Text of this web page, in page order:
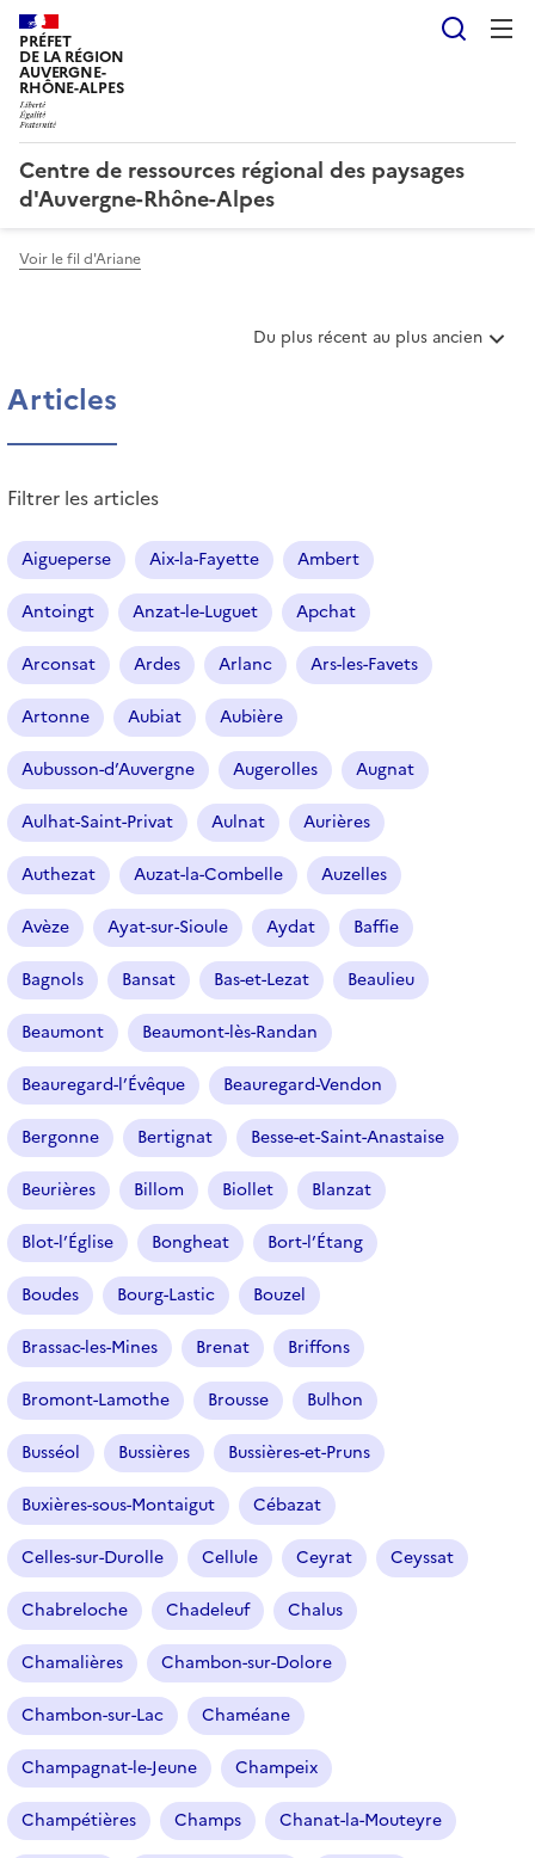
PRÉFET
DE LA RÉGION
AUVERGNE-
RHÔNE-ALPES
Centre de ressources régional des paysages
d'Auvergne-Rhône-Alpes
Voir le fil d'Ariane
T
t
i
c
l
e
s
Du plus récent au plus ancien
Articles
Filtrer les articles
Aigueperse Aix-la-Fayette Ambert
Antoingt Anzat-le-Luguet Apchat
Arconsat Ardes Arlanc Ars-les-Favets
Artonne Aubiat Aubière
Aubusson-d’Auvergne Augerolles Augnat
Aulhat-Saint-Privat Aulnat Aurières
Authezat Auzat-la-Combelle Auzelles
Avèze Ayat-sur-Sioule Aydat Baffie
Bagnols Bansat Bas-et-Lezat Beaulieu
Beaumont Beaumont-lès-Randan
Beauregard-l’Évêque Beauregard-Vendon
Bergonne Bertignat Besse-et-Saint-Anastaise
Beurières Billom Biollet Blanzat
Blot-l’Église Bongheat Bort-l’Étang
Boudes Bourg-Lastic Bouzel
Brassac-les-Mines Brenat Briffons
Bromont-Lamothe Brousse Bulhon
Busséol Bussières Bussières-et-Pruns
Buxières-sous-Montaigut Cébazat
Celles-sur-Durolle Cellule Ceyrat Ceyssat
Chabreloche Chadeleuf Chalus
Chamalières Chambon-sur-Dolore
Chambon-sur-Lac Chaméane
Champagnat-le-Jeune Champeix
Champétières Champs Chanat-la-Mouteyre